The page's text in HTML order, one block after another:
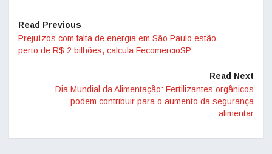
Read Previous
Prejuízos com falta de energia em São Paulo estão
perto de R$ 2 bilhões, calcula FecomercioSP
Read Next
Dia Mundial da Alimentação: Fertilizantes orgânicos
podem contribuir para o aumento da segurança
alimentar